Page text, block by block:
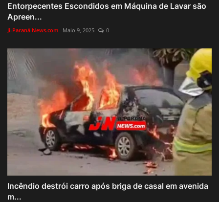
Entorpecentes Escondidos em Máquina de Lavar são
Apreen...
Ji-Paraná News.com Maio 9, 2025 0
Incêndio destrói carro após briga de casal em avenida
m...